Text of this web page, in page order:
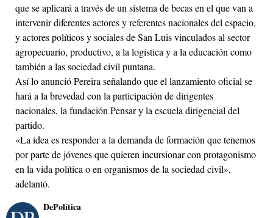
que se aplicará a través de un sistema de becas en el que van a
intervenir diferentes actores y referentes nacionales del espacio,
y actores políticos y sociales de San Luis vinculados al sector
agropecuario, productivo, a la logística y a la educación como
también a las sociedad civil puntana.
Así lo anunció Pereira señalando que el lanzamiento oficial se
hará a la brevedad con la participación de dirigentes
nacionales, la fundación Pensar y la escuela dirigencial del
partido.
«La idea es responder a la demanda de formación que tenemos
por parte de jóvenes que quieren incursionar con protagonismo
en la vida política o en organismos de la sociedad civil»,
adelantó.
DePolítica